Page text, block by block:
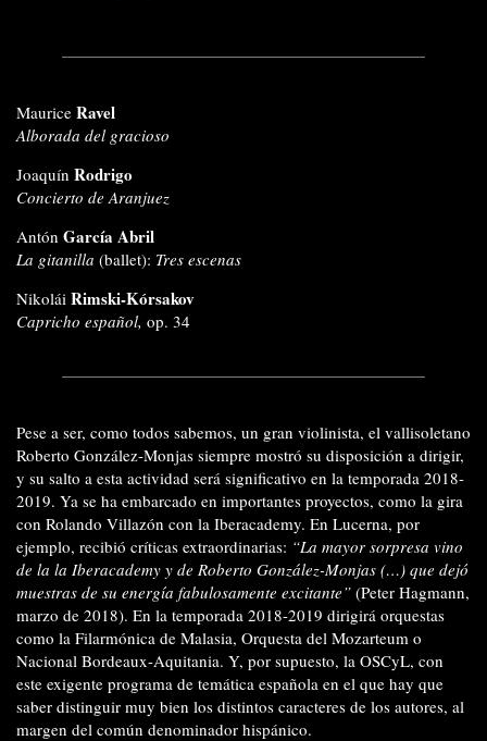
Maurice Ravel
Alborada del gracioso
Joaquín Rodrigo
Concierto de Aranjuez
Antón García Abril
La gitanilla (ballet): Tres escenas
Nikolái Rimski-Kórsakov
Capricho español, op. 34
Pese a ser, como todos sabemos, un gran violinista, el vallisoletano
Roberto González-Monjas siempre mostró su disposición a dirigir,
y su salto a esta actividad será significativo en la temporada 2018-
2019. Ya se ha embarcado en importantes proyectos, como la gira
con Rolando Villazón con la Iberacademy. En Lucerna, por
ejemplo, recibió críticas extraordinarias: “La mayor sorpresa vino
de la la Iberacademy y de Roberto González-Monjas (…) que dejó
muestras de su energía fabulosamente excitante” (Peter Hagmann,
marzo de 2018). En la temporada 2018-2019 dirigirá orquestas
como la Filarmónica de Malasia, Orquesta del Mozarteum o
Nacional Bordeaux-Aquitania. Y, por supuesto, la OSCyL, con
este exigente programa de temática española en el que hay que
saber distinguir muy bien los distintos caracteres de los autores, al
margen del común denominador hispánico.